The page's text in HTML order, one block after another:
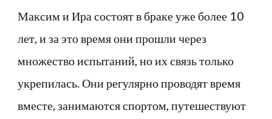
Максим и Ира состоят в браке уже более 10
лет, и за это время они прошли через
множество испытаний, но их связь только
укрепилась. Они регулярно проводят время
вместе, занимаются спортом, путешествуют